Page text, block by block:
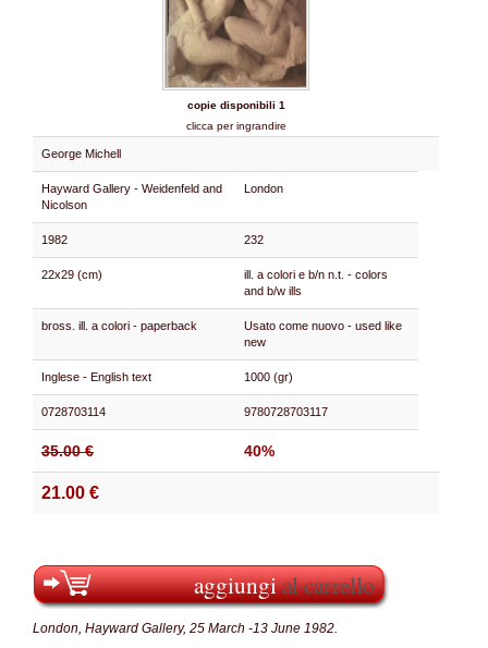
copie disponibili 1
clicca per ingrandire
George Michell
Hayward Gallery - Weidenfeld and
Nicolson
London
1982 232
22x29 (cm)
ill. a colori e b/n n.t. - colors
and b/w ills
bross. ill. a colori - paperback
Usato come nuovo - used like
new
Inglese - English text 1000 (gr)
0728703114 9780728703117
35.00 € 40%
21.00 €
aggiungial carrello
London, Hayward Gallery, 25 March -13 June 1982.